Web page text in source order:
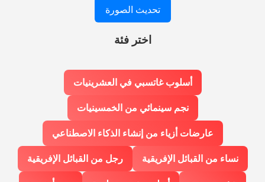
تحديث الصورة
اختر فئة
أسلوب غاتسبي في العشرينيات
نجم سينمائي من الخمسينيات
عارضات أزياء من إنشاء الذكاء الاصطناعي
رجل من القبائل الإفريقية نساء من القبائل الإفريقية